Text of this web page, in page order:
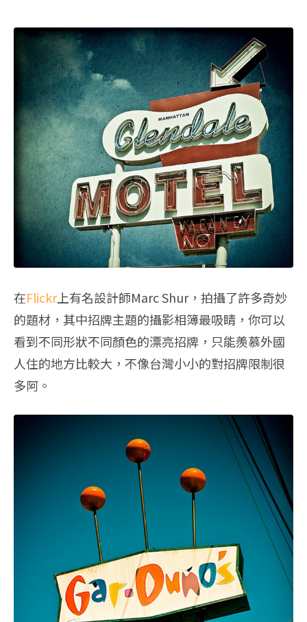
在Flickr上有名設計師Marc Shur，拍攝了許多奇妙
的題材，其中招牌主題的攝影相簿最吸睛，你可以
看到不同形狀不同顏色的漂亮招牌，只能羨慕外國
人住的地方比較大，不像台灣小小的對招牌限制很
多阿。